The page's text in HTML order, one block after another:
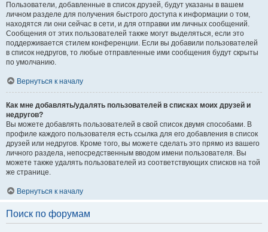
Пользователи, добавленные в список друзей, будут указаны в вашем
личном разделе для получения быстрого доступа к информации о том,
находятся ли они сейчас в сети, и для отправки им личных сообщений.
Сообщения от этих пользователей также могут выделяться, если это
поддерживается стилем конференции. Если вы добавили пользователей
в список недругов, то любые отправленные ими сообщения будут скрыты
по умолчанию.
Вернуться к началу
Как мне добавлять/удалять пользователей в списках моих друзей и
недругов?
Вы можете добавлять пользователей в свой список двумя способами. В
профиле каждого пользователя есть ссылка для его добавления в список
друзей или недругов. Кроме того, вы можете сделать это прямо из вашего
личного раздела, непосредственным вводом имени пользователя. Вы
можете также удалять пользователей из соответствующих списков на той
же странице.
Вернуться к началу
Поиск по форумам